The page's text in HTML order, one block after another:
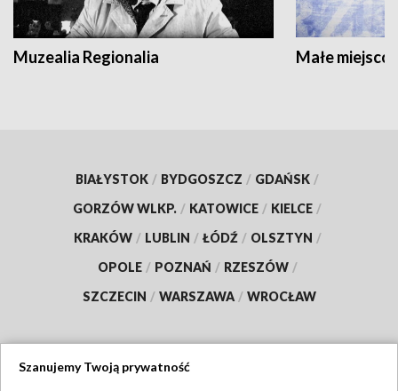
Muzealia Regionalia Małe
BIAŁYSTOK / BYDGOSZCZ / GDAŃSK /
GORZÓW WLKP. / KATOWICE / KIELCE /
KRAKÓW / LUBLIN / ŁÓDŹ / OLSZTYN /
OPOLE / POZNAŃ / RZESZÓW /
SZCZECIN / WARSZAWA / WROCŁAW
Szanujemy Twoją prywatność